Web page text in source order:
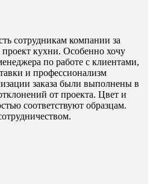
сотрудникам компании за
кухни. Особенно хочу
по работе с клиентами,
и профессионализм
заказа были выполнены в
от проекта. Цвет и
соответствуют образцам.